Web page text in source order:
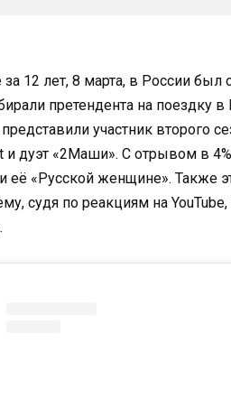
12 лет, 8 марта, в России был
претендента на поездку
участник второго
и дуэт «2Маши». С отрывом в
её «Русской женщине». Также
судя по реакциям на